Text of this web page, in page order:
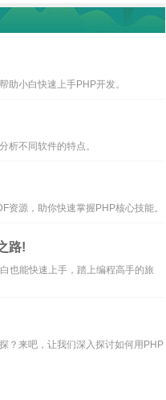
助小白快速上手PHP开发。
析不同软件的特点。
源，助你快速掌握PHP核心技能。
路!
也能快速上手，踏上编程高手的旅
？来吧，让我们深入探讨如何用PHP